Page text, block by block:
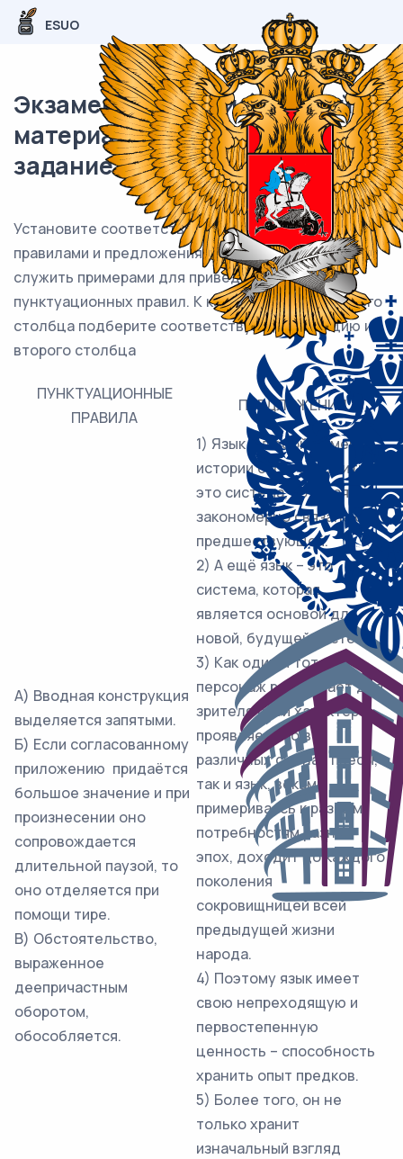
ESUO
Экзаменационный (типовой)
материал ОГЭ / Русский / 04
задание (24) / 40
Установите соответствие между пунктуационными
правилами и предложениями, которые могут
служить примерами для приведённых
пунктуационных правил. К каждой позиции первого
столбца подберите соответствующую позицию из
второго столбца
ПУНКТУАЦИОННЫЕ
ПРАВИЛА
ПРЕДЛОЖЕНИЯ
А) Вводная конструкция
выделяется запятыми.
Б) Если согласованному
приложению придаётся
большое значение и при
произнесении оно
сопровождается
длительной паузой, то
оно отделяется при
помощи тире.
В) Обстоятельство,
выраженное
деепричастным
оборотом,
обособляется.
1) Язык в любой момент
истории своего развития –
это система, которая
закономерно связана с
предшествующей.
2) А ещё язык – это
система, которая
является основой для
новой, будущей системы.
3) Как один и тот же
персонаж раскрывает для
зрителя свой характер и
проявляет его в
различных сценах пьесы,
так и язык, веками
примериваясь к разным
потребностям разных
эпох, доходит до каждого
поколения
сокровищницей всей
предыдущей жизни
народа.
4) Поэтому язык имеет
свою непреходящую и
первостепенную
ценность – способность
хранить опыт предков.
5) Более того, он не
только хранит
изначальный взгляд